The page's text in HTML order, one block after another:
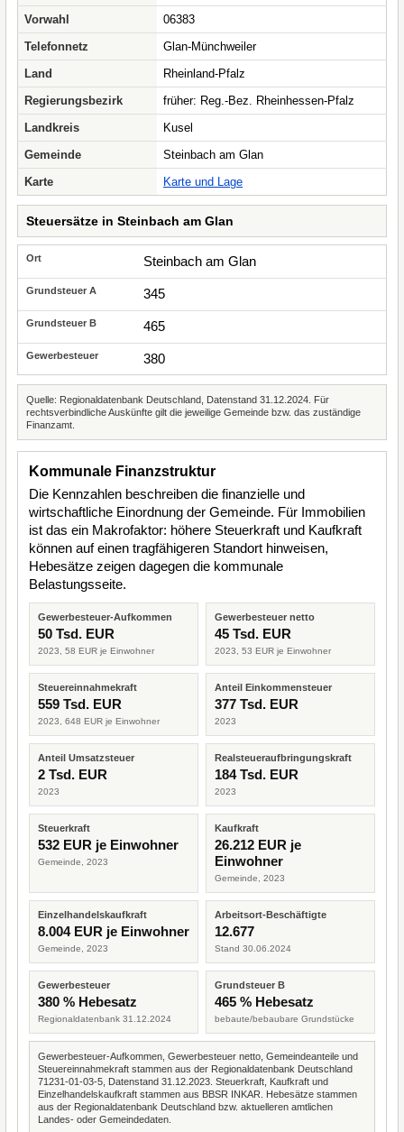
Vorwahl
06383
Telefonnetz
Glan-Münchweiler
Land
Rheinland-Pfalz
Regierungsbezirk
früher: Reg.-Bez. Rheinhessen-Pfalz
Landkreis
Kusel
Gemeinde
Steinbach am Glan
Karte
Karte und Lage
Steuersätze in Steinbach am Glan
Steinbach am Glan
345
465
380
Quelle: Regionaldatenbank Deutschland, Datenstand 31.12.2024. Für
rechtsverbindliche Auskünfte gilt die jeweilige Gemeinde bzw. das zuständige
Finanzamt.
Kommunale Finanzstruktur
Die Kennzahlen beschreiben die finanzielle und
wirtschaftliche Einordnung der Gemeinde. Für Immobilien
ist das ein Makrofaktor: höhere Steuerkraft und Kaufkraft
können auf einen tragfähigeren Standort hinweisen,
Hebesätze zeigen dagegen die kommunale
Belastungsseite.
Gewerbesteuer-Aufkommen
50 Tsd. EUR
2023, 58 EUR je Einwohner
Gewerbesteuer netto
45 Tsd. EUR
2023, 53 EUR je Einwohner
Steuereinnahmekraft
559 Tsd. EUR
2023, 648 EUR je Einwohner
Anteil Einkommensteuer
377 Tsd. EUR
2023
Anteil Umsatzsteuer
2 Tsd. EUR
2023
Realsteueraufbringungskraft
184 Tsd. EUR
2023
Steuerkraft
532 EUR je Einwohner
Gemeinde, 2023
Kaufkraft
26.212 EUR je
Einwohner
Gemeinde, 2023
Einzelhandelskaufkraft
8.004 EUR je Einwohner
Gemeinde, 2023
Arbeitsort-Beschäftigte
12.677
Stand 30.06.2024
Gewerbesteuer
380 % Hebesatz
Regionaldatenbank 31.12.2024
Grundsteuer B
465 % Hebesatz
bebaute/bebaubare Grundstücke
Gewerbesteuer-Aufkommen, Gewerbesteuer netto, Gemeindeanteile und
Steuereinnahmekraft stammen aus der Regionaldatenbank Deutschland
71231-01-03-5, Datenstand 31.12.2023. Steuerkraft, Kaufkraft und
Einzelhandelskaufkraft stammen aus BBSR INKAR. Hebesätze stammen
aus der Regionaldatenbank Deutschland bzw. aktuelleren amtlichen
Landes- oder Gemeindedaten.